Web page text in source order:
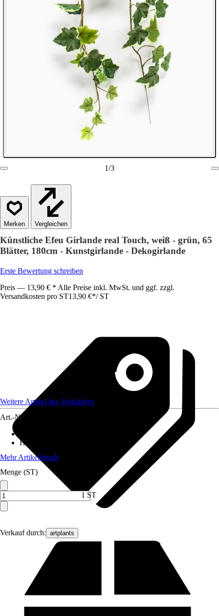
1/3
Vergleichen
Künstliche Efeu Girlande real Touch, weiß - grün, 65
Blätter, 180cm - Kunstgirlande - Dekogirlande
Erste Bewertung schreiben
Preis — 13,90 € * Alle Preise inkl. MwSt. und ggf. zzgl.
Versandkosten pro ST13,90 €*/ ST
Verkauf durch: artplants
Weitere Artikel des Verkäufers
Art.-Nr.
Höhe
Mehr Artikeldetails
Menge (ST)
1 ST